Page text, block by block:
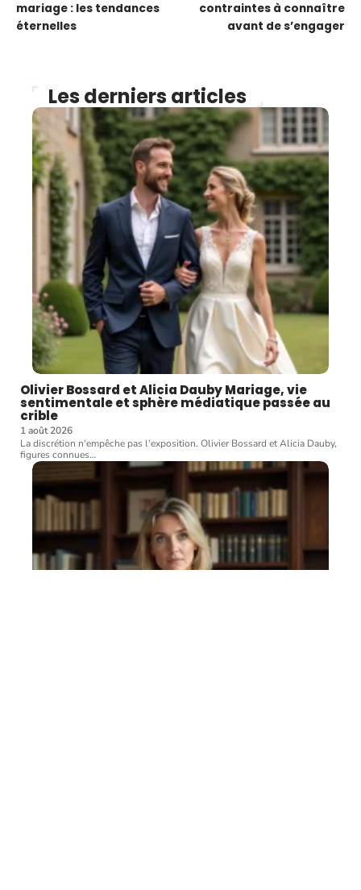
mariage : les tendances
éternelles
contraintes à connaître
avant de s’engager
Les derniers articles
Olivier Bossard et Alicia Dauby Mariage, vie
sentimentale et sphère médiatique passée au
crible
1 août 2026
La discrétion n'empêche pas l'exposition. Olivier Bossard et Alicia Dauby,
figures connues…